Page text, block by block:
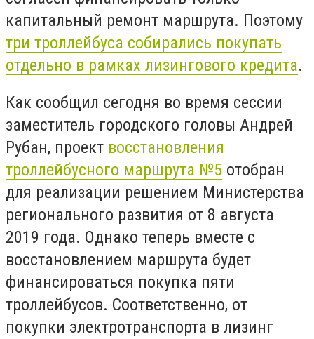
капитальный ремонт маршрута. Поэтому
три троллейбуса собирались покупать
отдельно в рамках лизингового кредита.
Как сообщил сегодня во время сессии
заместитель городского головы Андрей
Рубан, проект восстановления
троллейбусного маршрута №5 отобран
для реализации решением Министерства
регионального развития от 8 августа
2019 года. Однако теперь вместе с
восстановлением маршрута будет
финансироваться покупка пяти
троллейбусов. Соответственно, от
покупки электротранспорта в лизинг